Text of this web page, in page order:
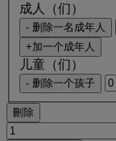
成人（们）
- 删除一名成年人
+加一个成年人
儿童（们）
- 删除一个孩子
刪除